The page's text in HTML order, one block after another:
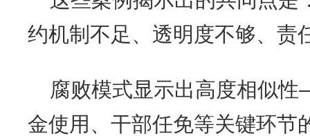
约机制不足、透明度不够、责
腐败模式显示出高度相似
金使用、干部任免等关键环节